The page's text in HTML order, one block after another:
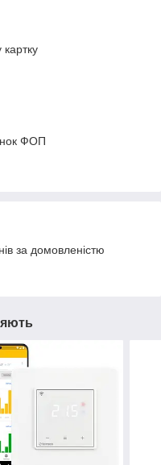
ФОП
за домовленістю